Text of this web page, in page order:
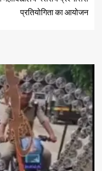
प्रतियोगिता का आयोजन